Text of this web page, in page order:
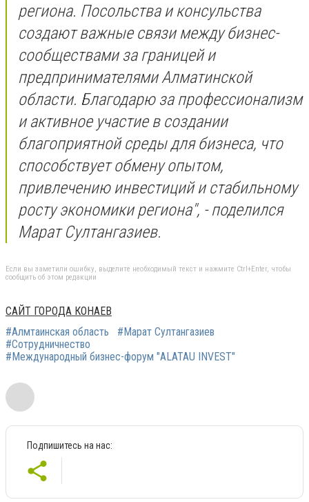
региона. Посольства и консульства
создают важные связи между бизнес-
сообществами за границей и
предпринимателями Алматинской
области. Благодарю за профессионализм
и активное участие в создании
благоприятной среды для бизнеса, что
способствует обмену опытом,
привлечению инвестиций и стабильному
росту экономики региона", - поделился
Марат Султангазиев.
Если вы заметили ошибку, выделите необходимый текст и нажмите Ctrl+Enter, чтобы
сообщить об этом редакции
САЙТ ГОРОДА КОНАЕВ
#Алмтаинская область
#Марат Султангазиев
#Сотрудничнество
#Международный бизнес-форум "ALATAU INVEST"
Подпишитесь на нас: